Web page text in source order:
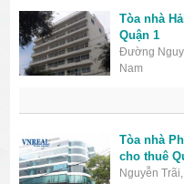
Tòa nhà
Quận 1
Đường
Nam
Tòa nhà
cho thuê
Nguyễn